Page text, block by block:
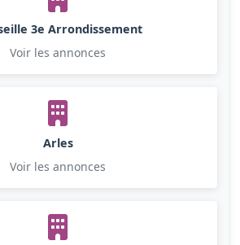
3e Arrondissement
Voir les annonces
Arles
Voir les annonces